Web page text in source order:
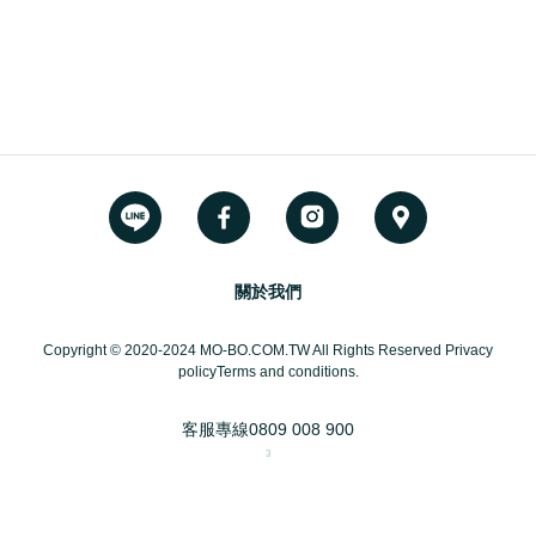
關於我們
Copyright © 2020-2024 MO-BO.COM.TW All Rights Reserved Privacy
policyTerms and conditions.
客服專線0809 008 900
3